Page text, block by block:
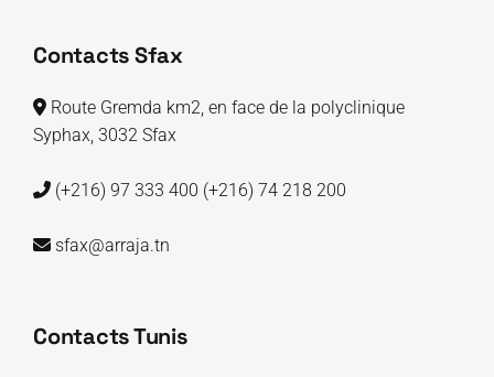
Contacts Sfax
Route Gremda km2, en face de la polyclinique
Syphax, 3032 Sfax
(+216) 97 333 400 (+216) 74 218 200
sfax@arraja.tn
Contacts Tunis